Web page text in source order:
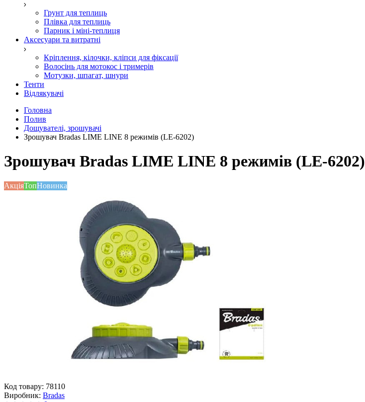
Грунт для теплиць
Плівка для теплиць
Парник і міні-теплиця
Аксесуари та витратні
Кріплення, кілочки, кліпси для фіксації
Волосінь для мотокос і тримерів
Мотузки, шпагат, шнури
Тенти
Відлякувачі
Головна
Полив
Дощувателі, зрошувачі
Зрошувач Bradas LIME LINE 8 режимів (LE-6202)
Зрошувач Bradas LIME LINE 8 режимів (LE-6202)
АкціяТопНовинка
Код товару: 78110
Виробник: Bradas